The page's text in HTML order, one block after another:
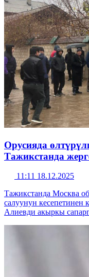
Орусияда
Тажикстанда
11:11 18.12.2025
Тажикстанда Москва
салуунун кесепетинен
Алиевди акыркы